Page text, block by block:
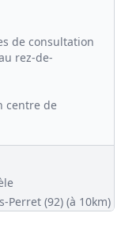
de consultation
rez-de-
centre de
Perret (92) (à 10km)